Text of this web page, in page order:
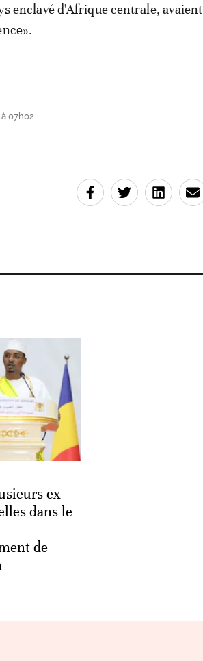
enclavé d'Afrique centrale, avaient
07h02
ex-
dans le
de